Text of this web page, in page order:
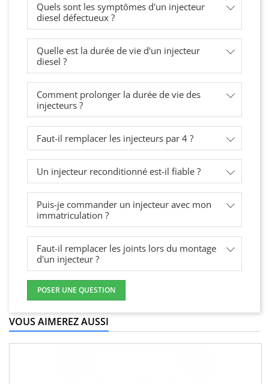
Quels sont les symptômes d'un injecteur
diesel défectueux ?
Quelle est la durée de vie d'un injecteur
diesel ?
Comment prolonger la durée de vie des
injecteurs ?
Faut-il remplacer les injecteurs par 4 ?
Un injecteur reconditionné est-il fiable ?
Puis-je commander un injecteur avec mon
immatriculation ?
Faut-il remplacer les joints lors du montage
d'un injecteur ?
POSER UNE QUESTION
VOUS AIMEREZ AUSSI